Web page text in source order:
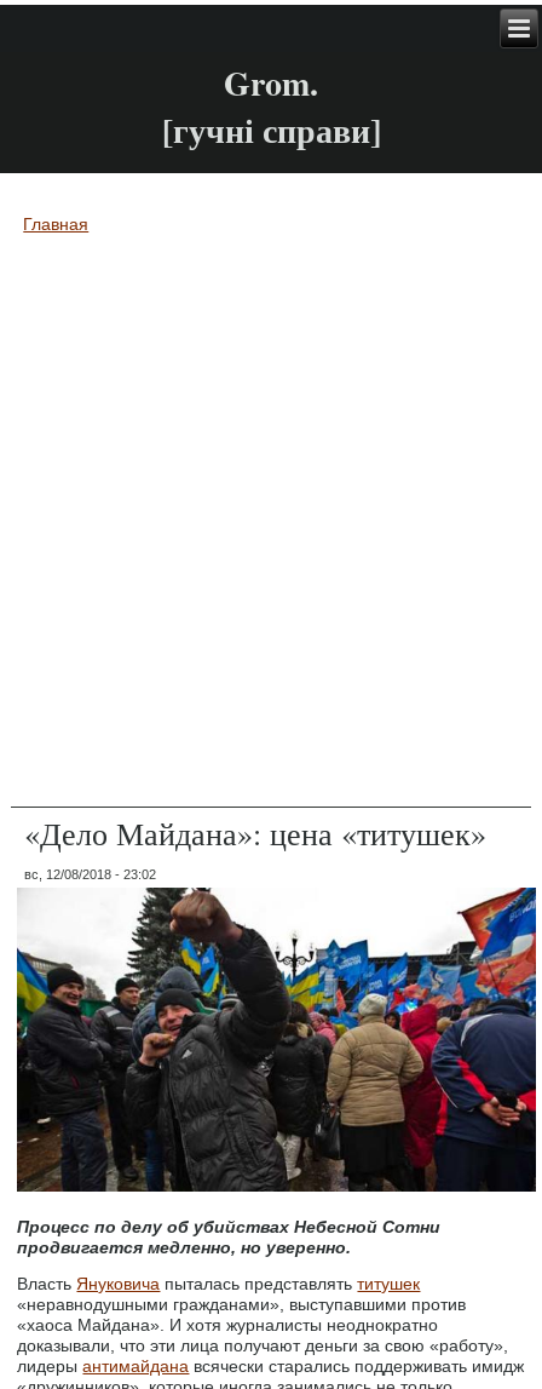
Grom.
[гучні справи]
Вы здесь
Главная
«Дело Майдана»: цена «титушек»
вс, 12/08/2018 - 23:02
Процесс по делу об убийствах Небесной Сотни
продвигается медленно, но уверенно.
ВластьЯнуковича пыталась представлятьтитушек
«неравнодушными гражданами», выступавшими против
«хаоса Майдана». И хотя журналисты неоднократно
доказывали, что эти лица получают деньги за свою «работу»,
лидерыантимайдана всячески старались поддерживать имидж